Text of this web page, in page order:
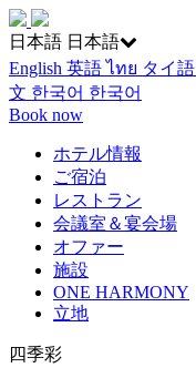
日本語 日本語
English 英語ไทย タイ語
文 한국어 한국어
Book now
ホテル情報
ご宿泊
レストラン
会議室＆宴会場
オファー
施設
ONE HARMONY
立地
四季彩